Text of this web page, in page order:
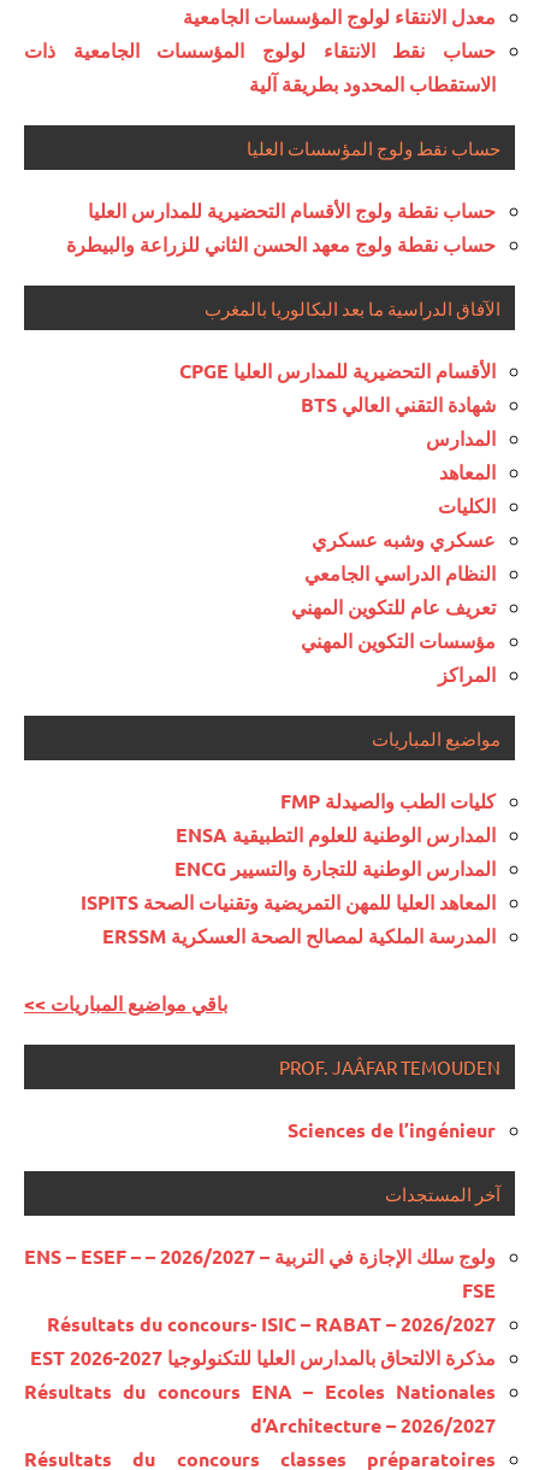
معدل الانتقاء لولوج المؤسسات الجامعية
حساب نقط الانتقاء لولوج المؤسسات الجامعية ذات
الاستقطاب المحدود بطريقة آلية
حساب نقط ولوج المؤسسات العليا
حساب نقطة ولوج الأقسام التحضيرية للمدارس العليا
حساب نقطة ولوج معهد الحسن الثاني للزراعة والبيطرة
الآفاق الدراسية ما بعد البكالوريا بالمغرب
الأقسام التحضيرية للمدارس العليا CPGE
شهادة التقني العالي BTS
المدارس
المعاهد
الكليات
عسكري وشبه عسكري
النظام الدراسي الجامعي
تعريف عام للتكوين المهني
مؤسسات التكوين المهني
المراكز
مواضيع المباريات
كليات الطب والصيدلة FMP
المدارس الوطنية للعلوم التطبيقية ENSA
المدارس الوطنية للتجارة والتسيير ENCG
المعاهد العليا للمهن التمريضية وتقنيات الصحة ISPITS
المدرسة الملكية لمصالح الصحة العسكرية ERSSM
<< باقي مواضيع المباريات
PROF. JAÂFAR TEMOUDEN
Sciences de l’ingénieur
آخر المستجدات
ولوج سلك الإجازة في التربية – 2026/2027 – ENS – ESEF –
FSE
Résultats du concours- ISIC – RABAT – 2026/2027
مذكرة الالتحاق بالمدارس العليا للتكنولوجيا EST 2026-2027
Résultats du concours ENA – Ecoles Nationales
d’Architecture – 2026/2027
Résultats du concours classes préparatoires